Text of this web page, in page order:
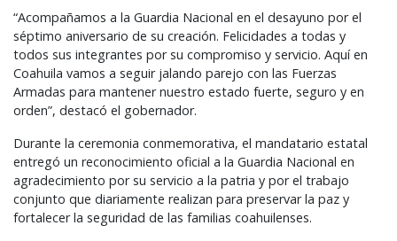
“Acompañamos a la Guardia Nacional en el desayuno por el
séptimo aniversario de su creación. Felicidades a todas y
todos sus integrantes por su compromiso y servicio. Aquí en
Coahuila vamos a seguir jalando parejo con las Fuerzas
Armadas para mantener nuestro estado fuerte, seguro y en
orden”, destacó el gobernador.
Durante la ceremonia conmemorativa, el mandatario estatal
entregó un reconocimiento oficial a la Guardia Nacional en
agradecimiento por su servicio a la patria y por el trabajo
conjunto que diariamente realizan para preservar la paz y
fortalecer la seguridad de las familias coahuilenses.